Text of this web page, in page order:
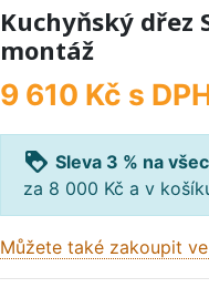
Kuchyňský dřez
montáž
9 610 Kč s
loyalty Sleva 3 % na
za 8 000 Kč a v
Můžete také zakoupit